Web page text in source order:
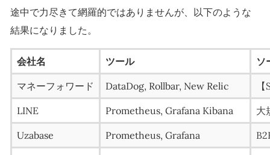
途中で力尽きて網羅的ではありませんが、以下のような
結果になりました。
会社名 ツール ソ
マネーフォワード DataDog, Rollbar, New Relic
LINE Prometheus, Grafana Kibana 大
Uzabase Prometheus, Grafana